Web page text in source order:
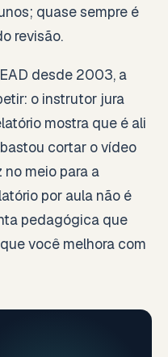
quase sempre é
revisão.
desde 2003, a
o instrutor jura
mostra que é ali
cortar o vídeo
meio para a
por aula não é
pedagógica que
você melhora com